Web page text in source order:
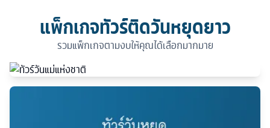
แพ็กเกจทัวร์ติดวันหยุดยาว
รวมแพ็กเกจตามงบให้คุณได้เลือกมากมาย